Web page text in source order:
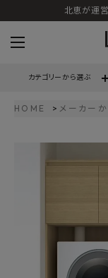
北恵が運
カテゴリーから選ぶ
営業時間 - 10:00～
ようこそ ゲスト 様
HOME メーカー